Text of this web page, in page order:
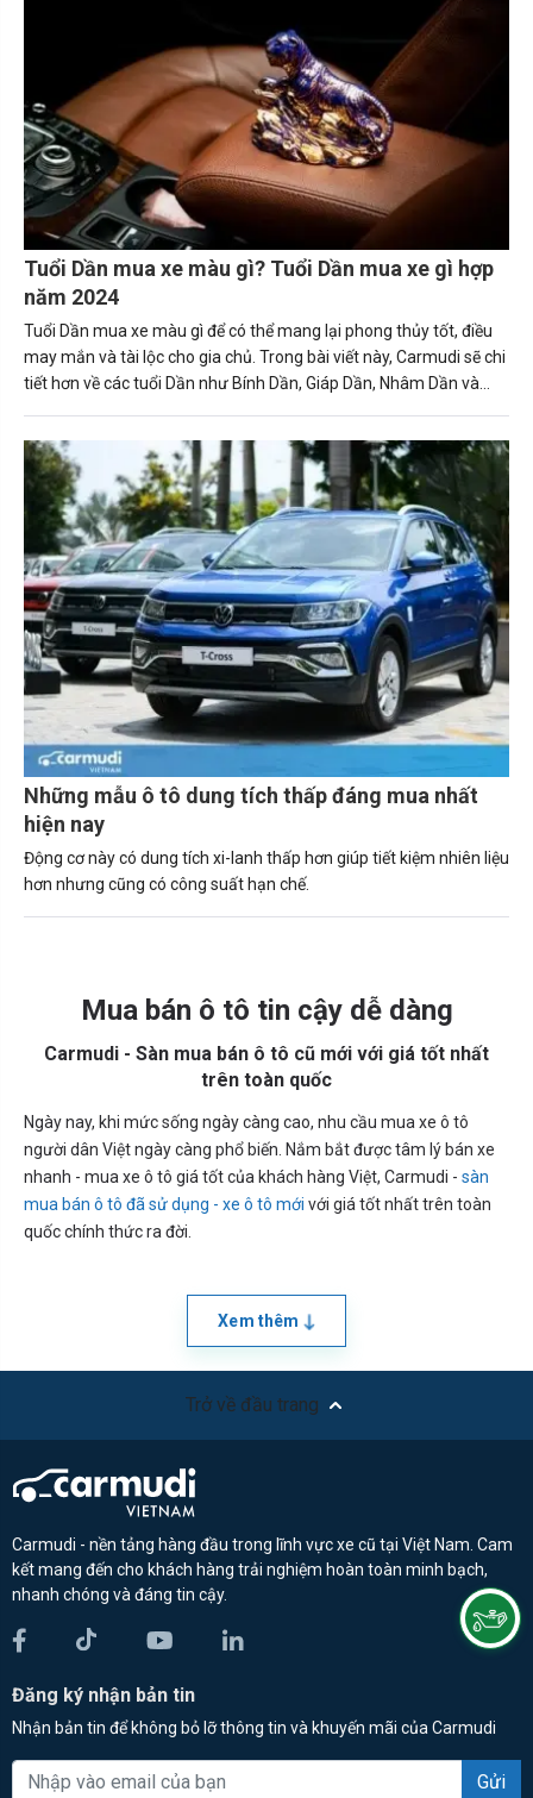
Tuổi Dần mua xe màu gì? Tuổi Dần mua xe gì hợp
năm 2024
Tuổi Dần mua xe màu gì để có thể mang lại phong thủy tốt, điều
may mắn và tài lộc cho gia chủ. Trong bài viết này, Carmudi sẽ chi
tiết hơn về các tuổi Dần như Bính Dần, Giáp Dần, Nhâm Dần và
Những mẫu ô tô dung tích thấp đáng mua nhất
hiện nay
Động cơ này có dung tích xi-lanh thấp hơn giúp tiết kiệm nhiên liệu
hơn nhưng cũng có công suất hạn chế.
Mua bán ô tô tin cậy dễ dàng
Carmudi - Sàn mua bán ô tô cũ mới với giá tốt nhất
trên toàn quốc
Ngày nay, khi mức sống ngày càng cao, nhu cầu mua xe ô tô
người dân Việt ngày càng phổ biến. Nắm bắt được tâm lý bán xe
nhanh - mua xe ô tô giá tốt của khách hàng Việt, Carmudi - sàn
mua bán ô tô đã sử dụng - xe ô tô mới với giá tốt nhất trên toàn
quốc chính thức ra đời.
Xem thêm
Trở về đầu trang
Carmudi - nền tảng hàng đầu trong lĩnh vực xe cũ tại Việt Nam. Cam
kết mang đến cho khách hàng trải nghiệm hoàn toàn minh bạch,
nhanh chóng và đáng tin cậy.
Đăng ký nhận bản tin
Nhận bản tin để không bỏ lỡ thông tin và khuyến mãi của Carmudi
Gửi